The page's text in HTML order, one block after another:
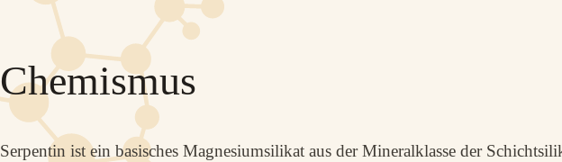
Chemismus
Serpentin ist ein basisches Magnesiumsilikat aus der Mineralklasse der